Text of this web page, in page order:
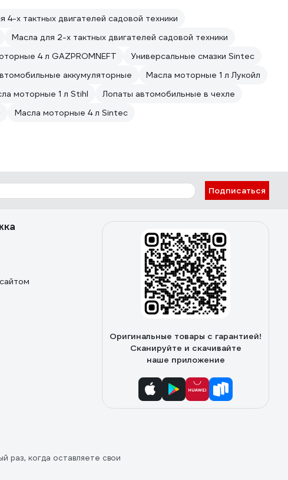
4-х тактных двигателей садовой техники
Масла для 2-х тактных двигателей садовой техники
4 л GAZPROMNEFT
Универсальные смазки Sintec
аккумуляторные
Масла моторные 1 л Лукойл
моторные 1 л Stihl
Лопаты автомобильные в чехле
Масла моторные 4 л Sintec
Подписаться
Оригинальные товары с гарантией!
Сканируйте и скачивайте
наше приложение
раз, когда оставляете свои